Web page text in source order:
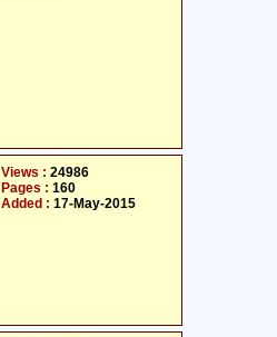
Views : 24986
Pages : 160
Added : 17-May-2015